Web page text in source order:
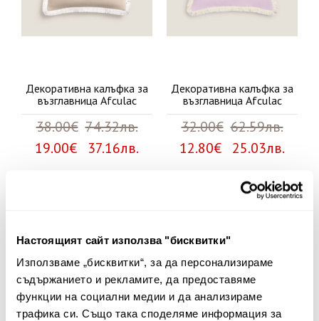
Настоящият сайт използва "бисквитки"
Използваме „бисквитки“, за да персонализираме
съдържанието и рекламите, да предоставяме
функции на социални медии и да анализираме
трафика си. Също така споделяме информация за
Декоративна калъфка за
възглавница Afculac
38.00€ 74.32лв.
19.00€ 37.16лв.
Декоративна калъфка за
възглавница Afculac
32.00€ 62.59лв.
12.80€ 25.03лв.